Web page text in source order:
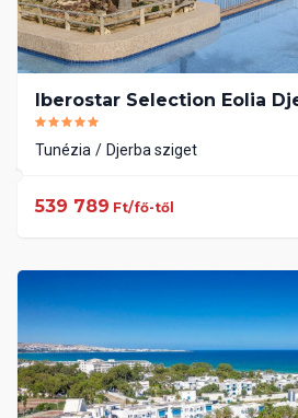
Iberostar Selection Eolia
Tunézia Djerba sziget
539 789 Ft/fő-től